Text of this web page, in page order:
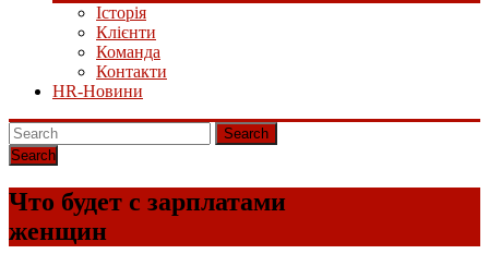
Історія
Клієнти
Команда
Контакти
HR-Новини
Search
Что будет с зарплатами
женщин